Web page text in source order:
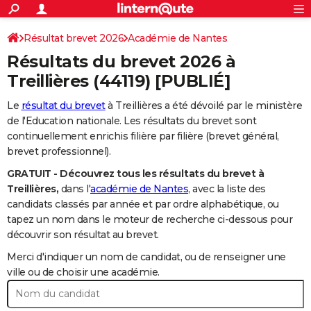
ACTUALITÉS
Politique
Société
Faits Divers
Education
Monde
Villes
+
SPORT
Coupe du monde 2026
Football
Tennis
Cyclisme
Rugby
Forum
CULTURE
FINANCE
Retraite
Impôts
Epargne
Immobilier
Risques naturels par ville
Banque
Assurance
Crédit
Essais
Réserver un essai
Citadines
Berlines
SUV
Forum auto
+
HIGH-TECH
Mobiles
Meilleur smartphone
Internet
Ordinateurs
Jeux vidéo
Guide high-tech
BRICOLAGE
Forum
Aménagement intérieur
Extérieur
Cuisine
Salle de bains
Jardinage
Rangement
+
Guides de France
Escapades
Patrimoine
Expositions
Musées
Week-end nature
+
Art de vivre
Bien-être
Loisirs
Mode
Modes de vie
+ SANTE
Alimentation
Guide de la santé
Maladies
Médicaments
Sommeil
VOYAGE
S'inscrire
Connexion
Résultat brevet 2026 Académie de Nantes
Résultats du brevet 2026 à
Treillières(44119) [PUBLIÉ]
Le résultat du brevetà Treillières a été dévoilé par le ministère
de l'Education nationale. Les résultats du brevet sont
continuellement enrichis filière par filière (brevet général,
brevet professionnel).
GRATUIT - Découvrez tous les résultats du brevet à
Treillières, dans l'académie de Nantes, avec la liste des
candidats classés par année et par ordre alphabétique, ou
tapez un nom dans le moteur de recherche ci-dessous pour
découvrir son résultat au brevet.
Merci d'indiquer un nom de candidat, ou de renseigner une
ville ou de choisir une académie.